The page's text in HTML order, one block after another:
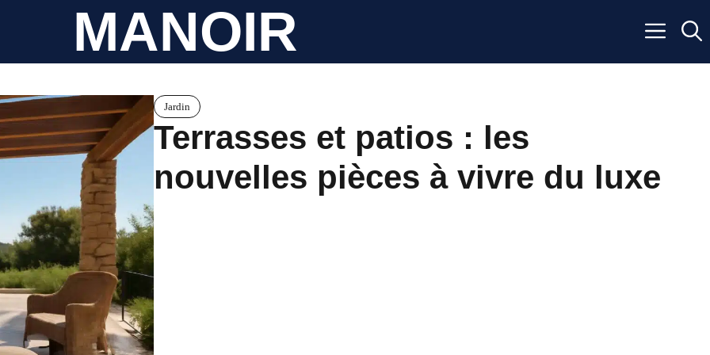
MANOIR
Jardin
Terrasses et patios : les
nouvelles pièces à vivre du luxe